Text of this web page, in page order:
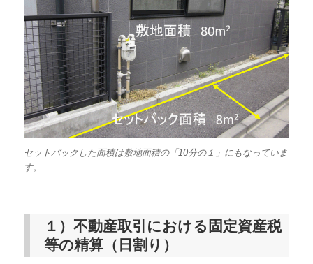
セットバックした面積は敷地面積の「10分の１」にもなっていま
す。
１）不動産取引における固定資産税
等の精算（日割り）